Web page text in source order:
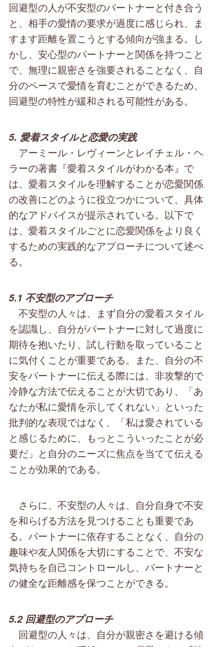
回避型の人が不安型のパートナーと付き合う
と、相手の愛情の要求が過度に感じられ、ま
すます距離を置こうとする傾向が強まる。し
かし、安心型のパートナーと関係を持つこと
で、無理に親密さを強要されることなく、自
分のペースで愛情を育むことができるため、
回避型の特性が緩和される可能性がある。
5. 愛着スタイルと恋愛の実践
アーミール・レヴィーンとレイチェル・ヘ
ラーの著書『愛着スタイルがわかる本』で
は、愛着スタイルを理解することが恋愛関係
の改善にどのように役立つかについて、具体
的なアドバイスが提示されている。以下で
は、愛着スタイルごとに恋愛関係をより良く
するための実践的なアプローチについて述べ
る。
5.1 不安型のアプローチ
不安型の人々は、まず自分の愛着スタイル
を認識し、自分がパートナーに対して過度に
期待を抱いたり、試し行動を取っていること
に気付くことが重要である。また、自分の不
安をパートナーに伝える際には、非攻撃的で
冷静な方法で伝えることが大切であり、「あ
なたが私に愛情を示してくれない」といった
批判的な表現ではなく、「私は愛されている
と感じるために、もっとこういったことが必
要だ」と自分のニーズに焦点を当てて伝える
ことが効果的である。
さらに、不安型の人々は、自分自身で不安
を和らげる方法を見つけることも重要であ
る。パートナーに依存することなく、自分の
趣味や友人関係を大切にすることで、不安な
気持ちを自己コントロールし、パートナーと
の健全な距離感を保つことができる。
5.2 回避型のアプローチ
回避型の人々は、自分が親密さを避ける傾